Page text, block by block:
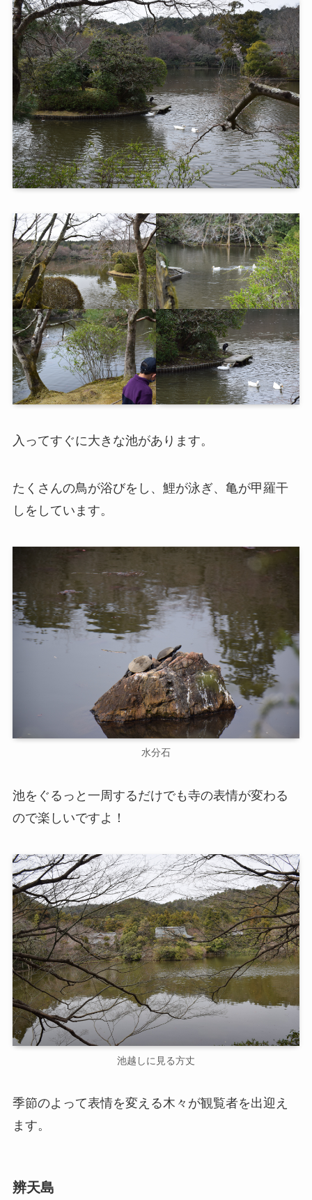
入ってすぐに大きな池があります。
たくさんの鳥が浴びをし、鯉が泳ぎ、亀が甲羅干
しをしています。
水分石
池をぐるっと一周するだけでも寺の表情が変わる
ので楽しいですよ！
池越しに見る方丈
季節のよって表情を変える木々が観覧者を出迎え
ます。
辨天島